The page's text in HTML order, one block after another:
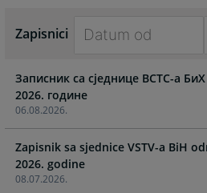
Zapisnici
forward
to
with
the
calendar
06.08.2026.
Записник са сједнице ВСТС-а
2026. године
08.07.2026.
Zapisnik sa sjednice VSTV-a BiH
2026. godine